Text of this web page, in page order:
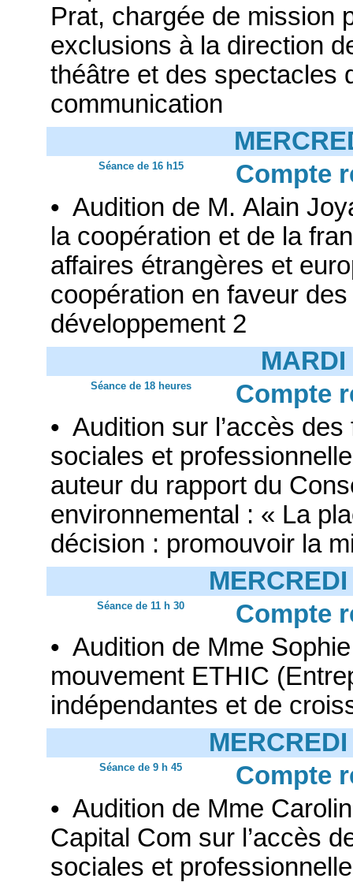
Prat, chargée de mission
exclusions à la direction
théâtre et des spectacles
communication
Séance de 16 h15
Compte
• Audition de M. Alain
la coopération et de la
affaires étrangères et
coopération en faveur
développement 2
Séance de 18 heures
Compte
• Audition sur l’accès
sociales et
auteur du rapport du
environnemental : « La
décision : promouvoir la
Séance de 11 h 30
Compte
• Audition de Mme
mouvement ETHIC
indépendantes et de
Séance de 9 h 45
Compte
• Audition de Mme
Capital Com sur l’accès
sociales et